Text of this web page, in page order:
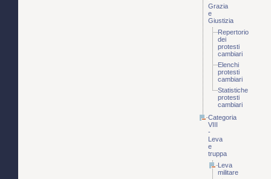
Grazia
e
Giustizia
Repertorio
dei
protesti
cambiari
Elenchi
protesti
cambiari
Statistiche
protesti
cambiari
Categoria
VIII
-
Leva
e
truppa
Leva
militare